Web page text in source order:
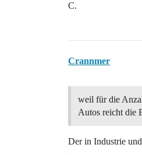
C.
Crannmer
weil für die
Autos reicht die
Der in Industrie